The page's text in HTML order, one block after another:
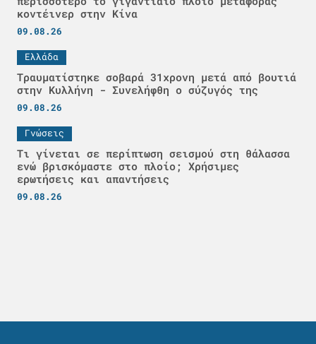
κοντέινερ στην Κίνα
09.08.26
Ελλάδα
Τραυματίστηκε σοβαρά 31χρονη μετά από βουτιά
στην Κυλλήνη - Συνελήφθη ο σύζυγός της
09.08.26
Γνώσεις
Τι γίνεται σε περίπτωση σεισμού στη θάλασσα
ενώ βρισκόμαστε στο πλοίο; Χρήσιμες
ερωτήσεις και απαντήσεις
09.08.26